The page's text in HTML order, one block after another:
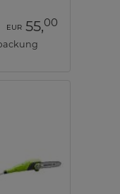
EUR 55,00